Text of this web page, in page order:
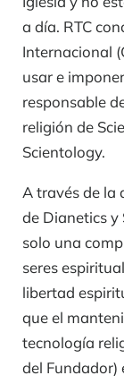
a día. RTC
Internacional
usar e
responsable
religión de
Scientology.
A través de la
de Dianetics y
solo una
seres
libertad
que el
tecnología
del Fundador)